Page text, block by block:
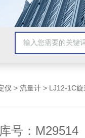
仪 > 流量计 > LJ12-1C
号：M29514